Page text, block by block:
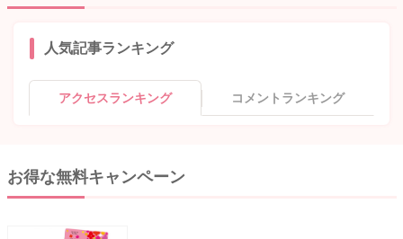
人気記事ランキング
アクセスランキング コメントランキング
お得な無料キャンペーン